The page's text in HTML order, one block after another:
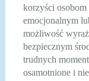
korzyści
emocjonalnym
możliwość
bezpiecznym
trudnych
osamotnione i